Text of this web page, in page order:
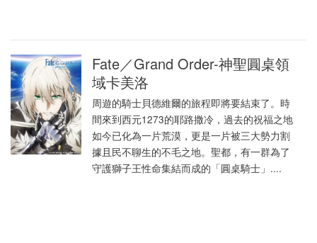
Fate／Grand Order-神聖圓桌領
域卡美洛
周遊的騎士貝德維爾的旅程即將要結束了。時
間來到西元1273的耶路撒冷，過去的祝福之地
如今已化為一片荒漠，更是一片被三大勢力割
據且民不聊生的不毛之地。聖都，有一群為了
守護獅子王性命集結而成的「圓桌騎士」....